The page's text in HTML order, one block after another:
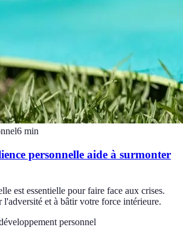
6 min
personnelle aide à surmonter
est essentielle pour faire face aux crises.
l'adversité et à bâtir votre force intérieure.
personnel